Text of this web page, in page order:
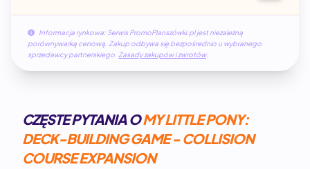
Informacja rynkowa: Serwis PromoPlanszówki.pl jest niezależną
porównywarką cenową. Zakup odbywa się bezpośrednio u wybranego
sprzedawcy partnerskiego. Zasady zakupów i zwrotów.
CZĘSTE PYTANIA OMY LITTLE PONY:
DECK-BUILDING GAME - COLLISION
COURSE EXPANSION